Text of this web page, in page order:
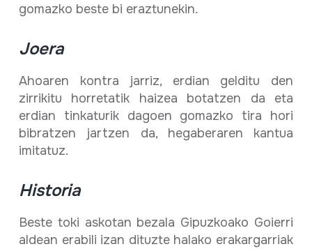
gomazko beste bi eraztunekin.
Joera
Ahoaren kontra jarriz, erdian gelditu den
zirrikitu horretatik haizea botatzen da eta
erdian tinkaturik dagoen gomazko tira hori
bibratzen jartzen da, hegaberaren kantua
imitatuz.
Historia
Beste toki askotan bezala Gipuzkoako Goierri
aldean erabili izan dituzte halako erakargarriak